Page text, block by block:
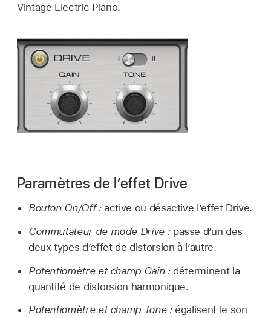
Vintage Electric Piano.
Paramètres de l’effet Drive
Bouton On/Off :active ou désactive l’effet Drive.
Commutateur de mode Drive :passe d’un des
deux types d’effet de distorsion à l’autre.
Potentiomètre et champ Gain :déterminent la
quantité de distorsion harmonique.
Potentiomètre et champ Tone :égalisent le son